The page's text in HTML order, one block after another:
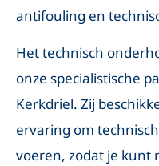
antifouling en
Het technisch
onze specialistische
Kerkdriel. Zij
ervaring om
voeren, zodat je kunt